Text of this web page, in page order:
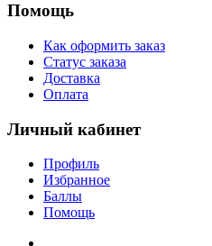
Помощь
Как оформить заказ
Статус заказа
Доставка
Оплата
Личный кабинет
Профиль
Избранное
Баллы
Помощь